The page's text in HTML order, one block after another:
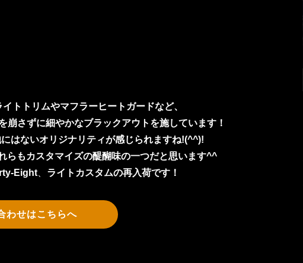
トトリムやマフラーヒートガードなど、
崩さずに細やかなブラックアウトを施しています！
はないオリジナリティが感じられますね!(^^)!
らもカスタマイズの醍醐味の一つだと思います^^
Eight
ライトカスタムの再入荷です！
わせはこちらへ